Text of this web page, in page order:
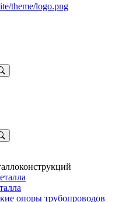
theme/logo.png
опоры трубопроводов